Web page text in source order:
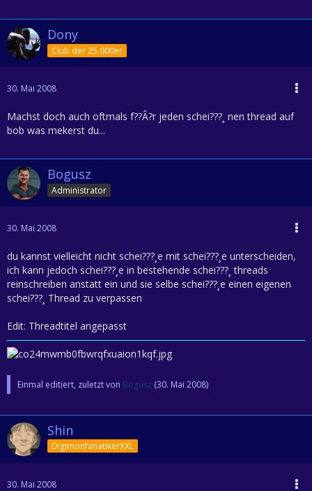
Dony
Club der 25.000er
30. Mai 2008
Machst doch auch oftmals f??Â?r jeden schei???¸ nen thread auf
bob was mekerst du...
Bogusz
Administrator
30. Mai 2008
du kannst vielleicht nicht schei???¸e mit schei???¸e unterscheiden,
ich kann jedoch schei???¸e in bestehende schei???¸ threads
reinschreiben anstatt ein und sie selbe schei???¸e einen eigenen
schei???¸ Thread zu verpassen
Edit: Threadtitel angepasst
Einmal editiert, zuletzt von Bogusz (30. Mai 2008)
Shin
DigimonfanatikerXXL
30. Mai 2008